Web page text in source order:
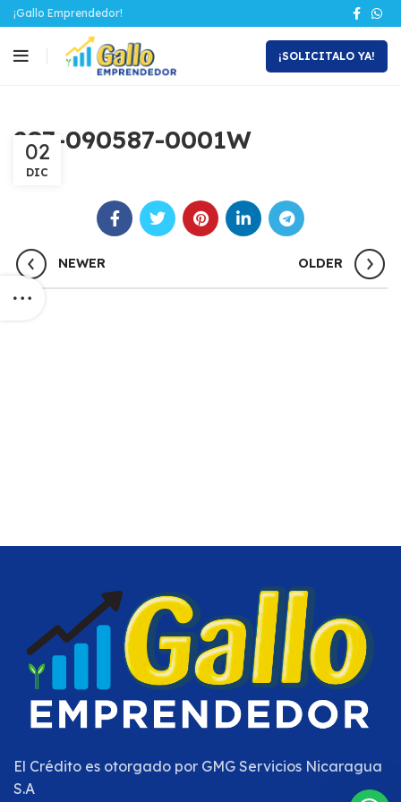
¡Gallo Emprendedor!
¡SOLICITALO YA!
287-090587-0001W
02
DIC
NEWER OLDER
El Crédito es otorgado por GMG Servicios Nicaragua
S.A